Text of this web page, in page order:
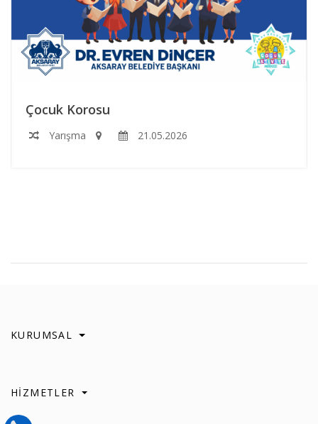
Çocuk Korosu
Yarışma 21.05.2026
KURUMSAL
HİZMETLER